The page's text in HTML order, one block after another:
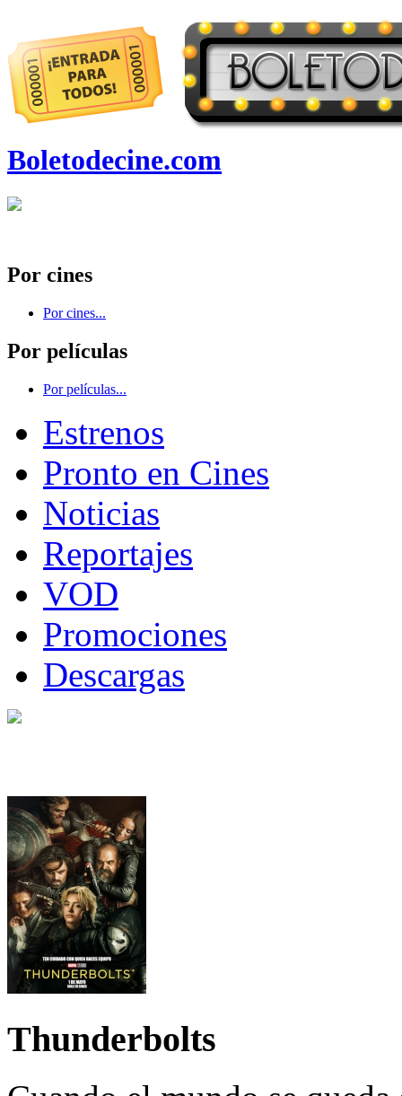
Boletodecine.com
Por cines
Por cines...
Por películas
Por películas...
Estrenos
Pronto en Cines
Noticias
Reportajes
VOD
Promociones
Descargas
Thunderbolts